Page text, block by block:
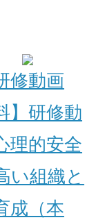
修動画
】研修動
的安全
い組織と
成（本